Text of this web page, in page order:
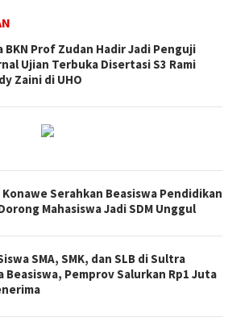
BKN Prof Zudan Hadir Jadi Penguji
Ujian Terbuka Disertasi S3 Rami
Zaini di UHO
Konawe Serahkan Beasiswa Pendidikan
Mahasiswa Jadi SDM Unggul
SMA, SMK, dan SLB di Sultra
Beasiswa, Pemprov Salurkan Rp1 Juta